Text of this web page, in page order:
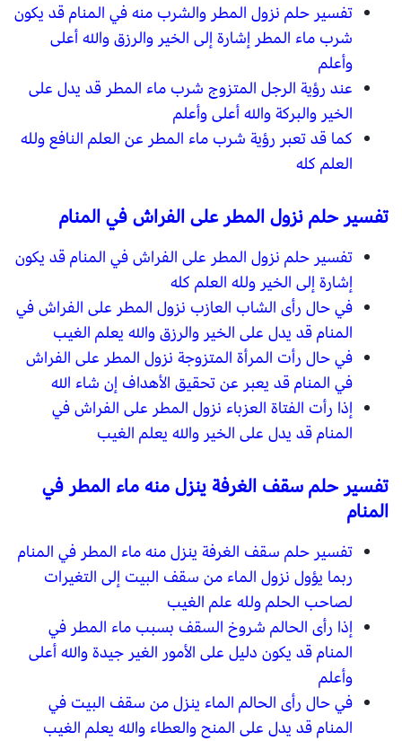
تفسير حلم نزول المطر والشرب منه في المنام قد يكون
شرب ماء المطر إشارة إلى الخير والرزق والله أعلى
وأعلم
عند رؤية الرجل المتزوج شرب ماء المطر قد يدل على
الخير والبركة والله أعلى وأعلم
كما قد تعبر رؤية شرب ماء المطر عن العلم النافع ولله
العلم كله
تفسير حلم نزول المطر على الفراش في المنام
تفسير حلم نزول المطر على الفراش في المنام قد يكون
إشارة إلى الخير ولله العلم كله
في حال رأى الشاب العازب نزول المطر على الفراش في
المنام قد يدل على الخير والرزق والله يعلم الغيب
في حال رأت المرأة المتزوجة نزول المطر على الفراش
في المنام قد يعبر عن تحقيق الأهداف إن شاء الله
إذا رأت الفتاة العزباء نزول المطر على الفراش في
المنام قد يدل على الخير والله يعلم الغيب
تفسير حلم سقف الغرفة ينزل منه ماء المطر في
المنام
تفسير حلم سقف الغرفة ينزل منه ماء المطر في المنام
ربما يؤول نزول الماء من سقف البيت إلى التغيرات
لصاحب الحلم ولله علم الغيب
إذا رأى الحالم شروخ السقف بسبب ماء المطر في
المنام قد يكون دليل على الأمور الغير جيدة والله أعلى
وأعلم
في حال رأى الحالم الماء ينزل من سقف البيت في
المنام قد يدل على المنح والعطاء والله يعلم الغيب